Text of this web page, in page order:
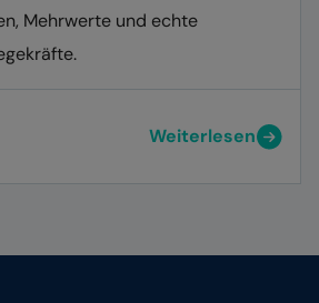
Mehrwerte und echte
Weiterlesen